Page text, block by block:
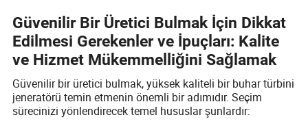
Güvenilir Bir Üretici Bulmak İçin Dikkat
Edilmesi Gerekenler ve İpuçları: Kalite
ve Hizmet Mükemmelliğini Sağlamak
Güvenilir bir üretici bulmak, yüksek kaliteli bir buhar türbini
jeneratörü temin etmenin önemli bir adımıdır. Seçim
sürecinizi yönlendirecek temel hususlar şunlardır: